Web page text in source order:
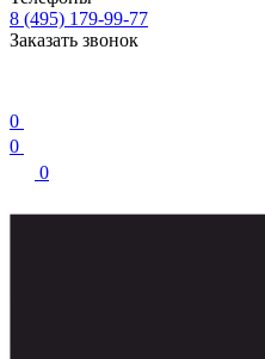
8 (495) 179-99-77
Заказать звонок
0
0
0